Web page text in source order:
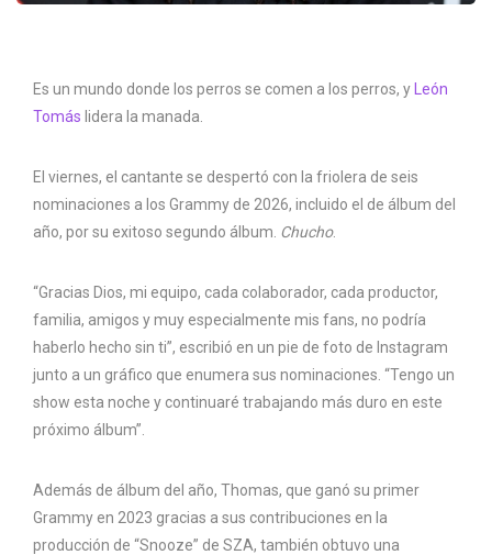
Es un mundo donde los perros se comen a los perros, y
León
Tomás lidera la manada.
El viernes, el cantante se despertó con la friolera de seis
nominaciones a los Grammy de 2026, incluido el de álbum del
año, por su exitoso segundo álbum. Chucho.
“Gracias Dios, mi equipo, cada colaborador, cada productor,
familia, amigos y muy especialmente mis fans, no podría
haberlo hecho sin ti”, escribió en un pie de foto de Instagram
junto a un gráfico que enumera sus nominaciones. “Tengo un
show esta noche y continuaré trabajando más duro en este
próximo álbum”.
Además de álbum del año, Thomas, que ganó su primer
Grammy en 2023 gracias a sus contribuciones en la
producción de “Snooze” de SZA, también obtuvo una